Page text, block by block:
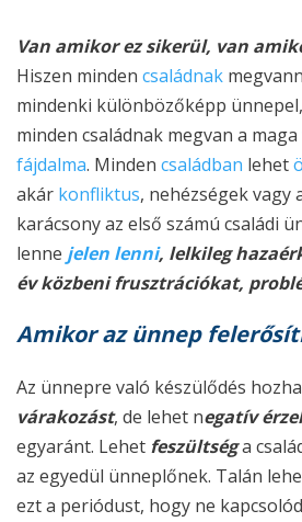
Van amikor ez sikerül, van
Hiszen minden családnak
mindenki különbözőképp
minden családnak megvan a maga
fájdalma. Minden családban lehet
akár konfliktus, nehézségek vagy
karácsony az első számú családi
lenne jelen lenni, lelkileg
év közbeni frusztrációkat,
Amikor az ünnep
Az ünnepre való készülődés
várakozást, de lehet negatív
egyaránt. Lehet feszültséga
az egyedül ünneplőnek. Talán
ezt a periódust, hogy ne